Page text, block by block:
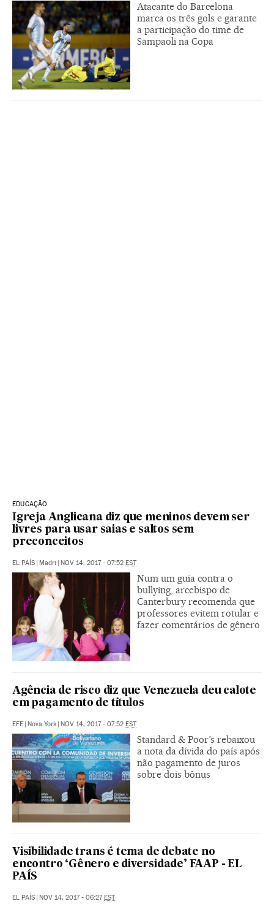
Atacante do Barcelona
marca os três gols e garante
a participação do time de
Sampaoli na Copa
EDUCAÇÃO
Igreja Anglicana diz que meninos devem ser
livres para usar saias e saltos sem
preconceitos
EL PAÍS | Madri | NOV 14, 2017 - 07:52 EST
Num um guia contra o
bullying, arcebispo de
Canterbury recomenda que
professores evitem rotular e
fazer comentários de gênero
Agência de risco diz que Venezuela deu calote
em pagamento de títulos
EFE | Nova York | NOV 14, 2017 - 07:52 EST
Standard & Poor’s rebaixou
a nota da dívida do país após
não pagamento de juros
sobre dois bônus
Visibilidade trans é tema de debate no
encontro ‘Gênero e diversidade’ FAAP - EL
PAÍS
EL PAÍS | NOV 14, 2017 - 06:27EST